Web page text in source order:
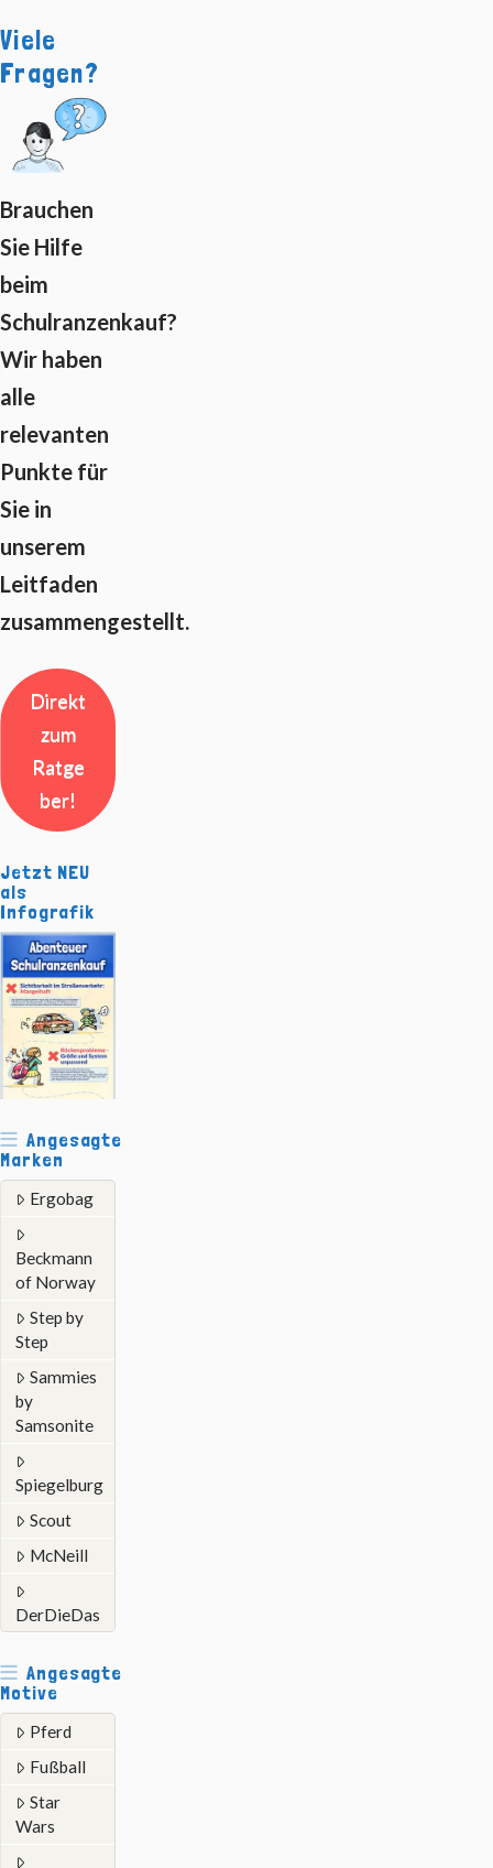
Viele
Fragen?
Brauchen
Sie Hilfe
beim
Schulranzenkauf?
Wir haben
alle
relevanten
Punkte für
Sie in
unserem
Leitfaden
zusammengestellt.
Direkt
zum
Ratge
ber!
Jetzt NEU
als
Infografik
Angesagte
Marken
Ergobag
Beckmann
of Norway
Step by
Step
Sammies
by
Samsonite
Spiegelburg
Scout
McNeill
DerDieDas
Angesagte
Motive
Pferd
Fußball
Star
Wars